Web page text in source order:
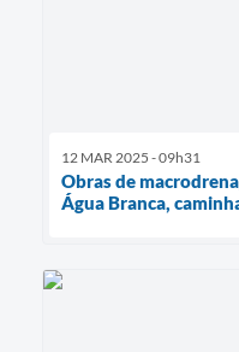
12 MAR 2025 - 09h31
Obras de
Água Branca,